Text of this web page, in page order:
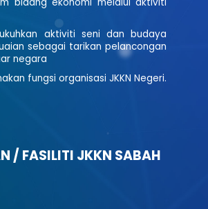
bidang ekonomi melalui aktiviti
aktiviti seni dan budaya
sebagai tarikan pelancongan
negara
fungsi organisasi JKKN Negeri.
/ FASILITI JKKN SABAH